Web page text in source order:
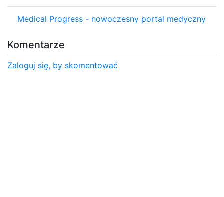
Medical Progress - nowoczesny portal medyczny
Komentarze
Zaloguj się, by skomentować